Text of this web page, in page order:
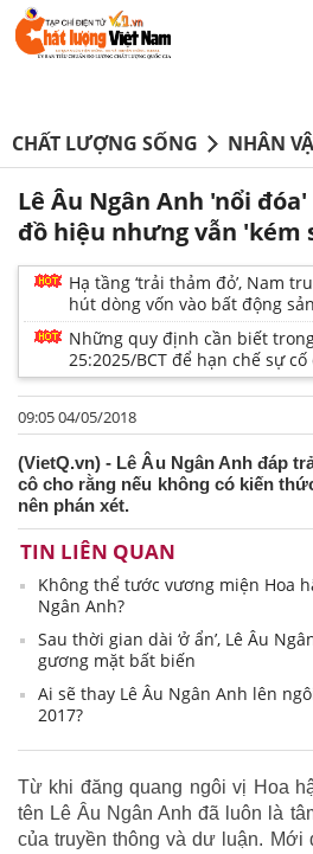
CHẤT LƯỢNG SỐNG NHÂN
Lê Âu Ngân Anh 'nổi
đồ hiệu nhưng vẫn 'kém
Hạ tầng ‘trải thảm đỏ’, Nam
hút dòng vốn vào bất động
Những quy định cần biết
25:2025/BCT để hạn chế sự
09:05 04/05/2018
(VietQ.vn) - Lê Âu Ngân Anh đáp
cô cho rằng nếu không có kiến
nên phán xét.
TIN LIÊN QUAN
Không thể tước vương miện Hoa
Ngân Anh?
Sau thời gian dài ‘ở ẩn’, Lê Âu
gương mặt bất biến
Ai sẽ thay Lê Âu Ngân Anh lên
2017?
Từ khi đăng quang ngôi vị Hoa
tên Lê Âu Ngân Anh đã luôn là
của truyền thông và dư luận. Mới